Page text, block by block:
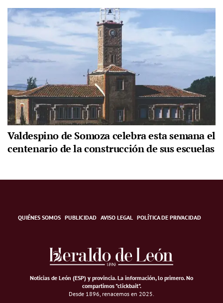
Valdespino de Somoza celebra esta semana el
centenario de la construcción de sus escuelas
QUIÉNES SOMOS PUBLICIDAD AVISO LEGAL POLÍTICA DE PRIVACIDAD
Noticias de León (ESP) y provincia. La información, lo primero.No
compartimos "clickbait".
Desde 1896, renacemos en 2025.